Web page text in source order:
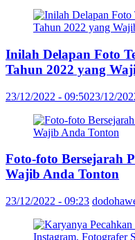
Inilah Delapan Foto
Tahun 2022 yang
23/12/2022 - 09:5023/12/
Foto-foto Bersejarah
Wajib Anda Tonton
23/12/2022 - 09:23